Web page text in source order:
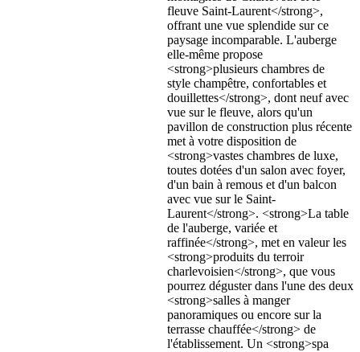
fleuve Saint-Laurent</strong>,
offrant une vue splendide sur ce
paysage incomparable. L'auberge
elle-même propose
<strong>plusieurs chambres de
style champêtre, confortables et
douillettes</strong>, dont neuf avec
vue sur le fleuve, alors qu'un
pavillon de construction plus récente
met à votre disposition de
<strong>vastes chambres de luxe,
toutes dotées d'un salon avec foyer,
d'un bain à remous et d'un balcon
avec vue sur le Saint-
Laurent</strong>. <strong>La table
de l'auberge, variée et
raffinée</strong>, met en valeur les
<strong>produits du terroir
charlevoisien</strong>, que vous
pourrez déguster dans l'une des deux
<strong>salles à manger
panoramiques ou encore sur la
terrasse chauffée</strong> de
l'établissement. Un <strong>spa